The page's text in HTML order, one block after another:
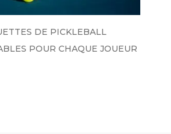
DE PICKLEBALL
POUR CHAQUE JOUEUR